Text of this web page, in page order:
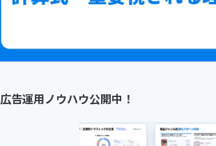
広告運用ノウハウ公開中！